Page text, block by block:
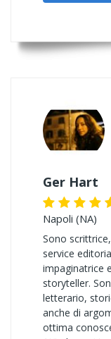
Ger Hart
Napoli (NA)
Sono
service
impaginatrice
storyteller.
letterario,
anche di
ottima